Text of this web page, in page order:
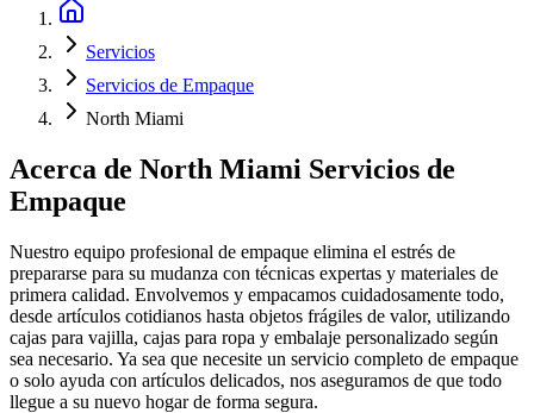
Servicios
Servicios de Empaque
North Miami
Acerca de North Miami Servicios de
Empaque
Nuestro equipo profesional de empaque elimina el estrés de
prepararse para su mudanza con técnicas expertas y materiales de
primera calidad. Envolvemos y empacamos cuidadosamente todo,
desde artículos cotidianos hasta objetos frágiles de valor, utilizando
cajas para vajilla, cajas para ropa y embalaje personalizado según
sea necesario. Ya sea que necesite un servicio completo de empaque
o solo ayuda con artículos delicados, nos aseguramos de que todo
llegue a su nuevo hogar de forma segura.